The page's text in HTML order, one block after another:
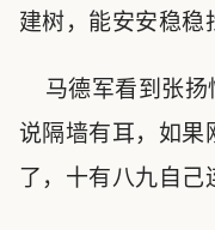
建树，能安安稳稳
马德军看到张扬
说隔墙有耳，如果
了，十有八九自己